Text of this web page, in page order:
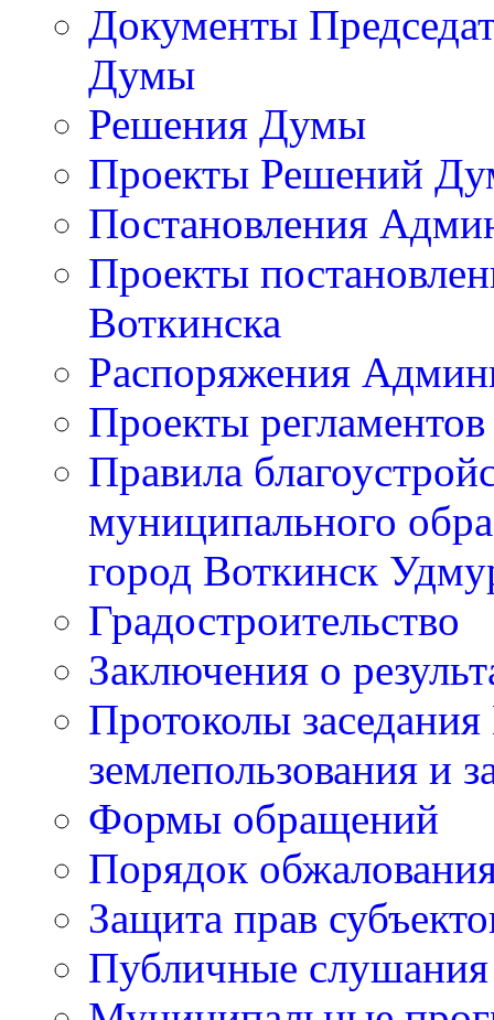
Документы
Думы
Решения Думы
Проекты Решений
Постановления
Проекты
Воткинска
Распоряжения
Проекты
Правила
муниципального
город Воткинск
Градостроительство
Заключения о
Протоколы
землепользования и
Формы обращений
Порядок
Защита прав
Публичные